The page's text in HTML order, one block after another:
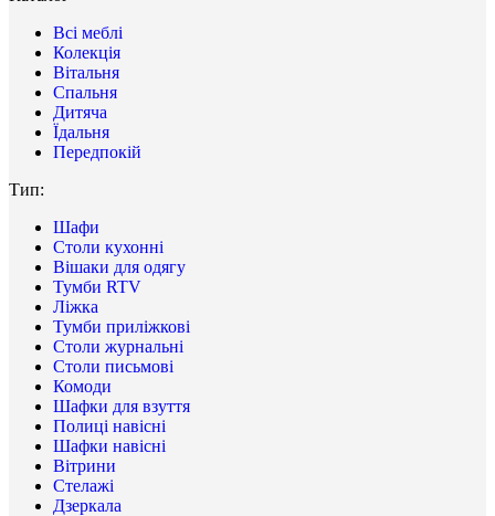
Всі меблі
Колекція
Вітальня
Спальня
Дитяча
Їдальня
Передпокій
Тип:
Шафи
Столи кухонні
Вішаки для одягу
Тумби RTV
Ліжка
Тумби приліжкові
Столи журнальні
Столи письмові
Комоди
Шафки для взуття
Полиці навісні
Шафки навісні
Вітрини
Стелажі
Дзеркала